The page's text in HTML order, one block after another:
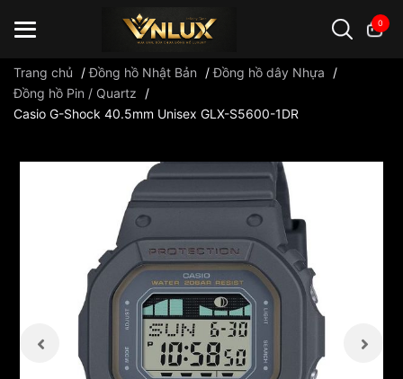
0
Đồng hồ casio đồng hồ G-Shock đồng hồ Orient ...
Trang chủ /Đồng hồ Nhật Bản /Đồng hồ dây Nhựa
/
Đồng hồ Pin / Quartz
/
Casio G-Shock 40.5mm Unisex GLX-S5600-1DR